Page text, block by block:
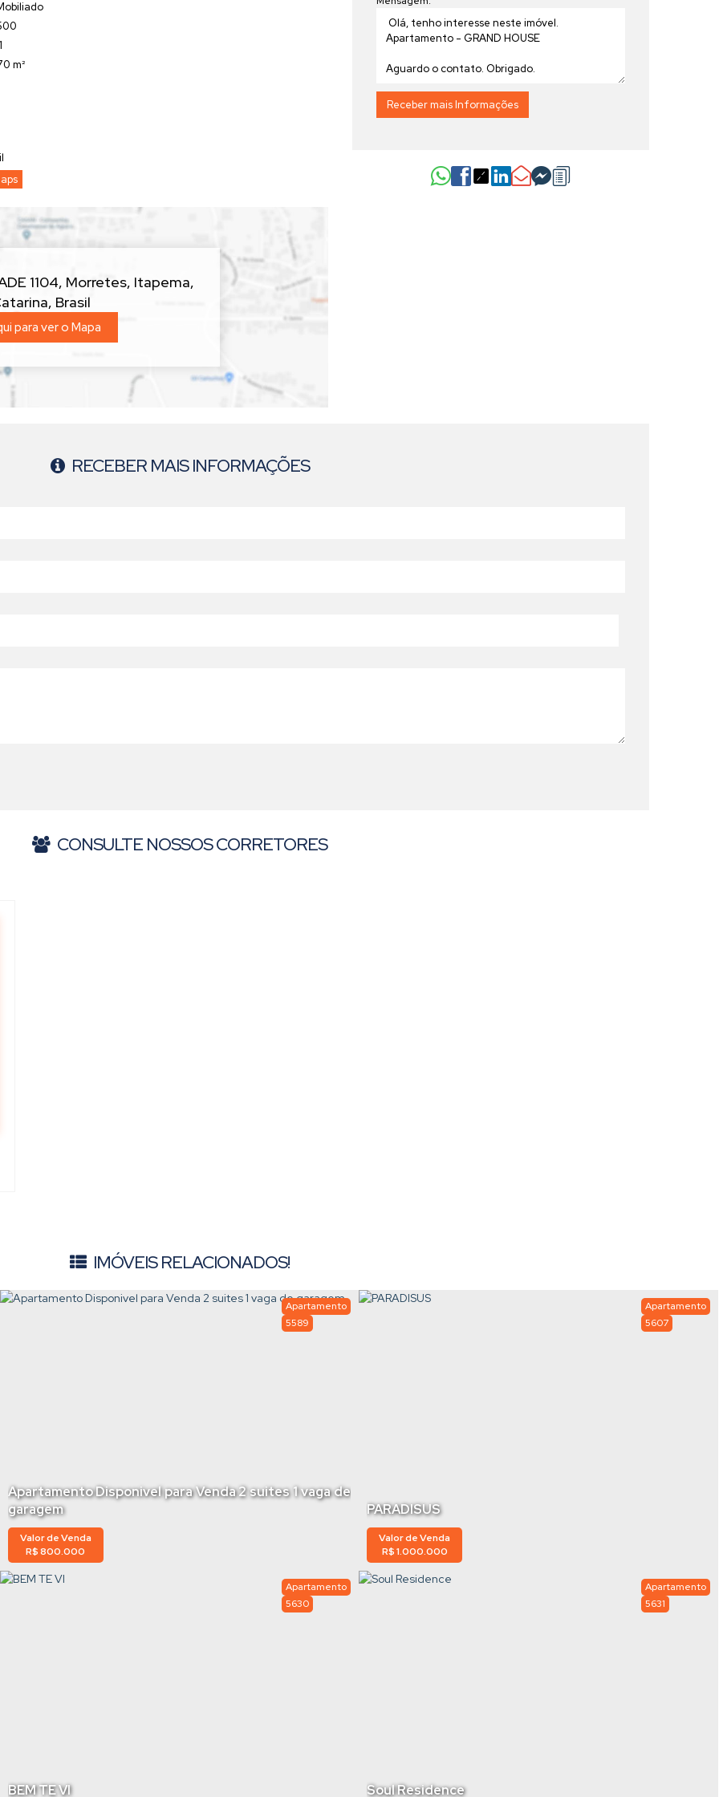
m²
1104, Morretes, Itapema,
, Brasil
para ver o Mapa
RECEBER MAIS INFORMAÇÕES
CONSULTE NOSSOS CORRETORES
IMÓVEIS RELACIONADOS!
Apartamento Disponivel para Venda 2 suites 1 vaga de
garagem
5589
Apartamento
R$800.000
Valor de Venda
PARADISUS
5607
Apartamento
R$1.000.000
Valor de Venda
BEM TE VI
5630
Apartamento
Soul Residence
5631
Apartamento